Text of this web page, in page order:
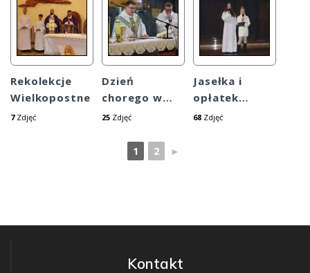
Rekolekcje
Wielkopostne
7Zdjęć
Dzień
chorego w…
25 Zdjęć
Jasełka i
opłatek…
68 Zdjęć
1 2 ►
Kontakt